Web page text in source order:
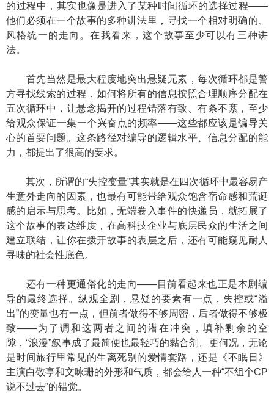
的过程中，其实也像是进入了某种时间循环的选择过程——
他们必须在一个故事的多种讲法里，寻找一个相对明确的、
风格统一的走向。在我看来，这个故事至少可以有三种讲
法。
首先当然是最大程度地突出悬疑元素，每次循环都是警
方寻找线索的过程，如何将所有的信息按照合理顺序分配在
五次循环中，让悬念揭开的过程错落有致、有条不紊，至少
给观众保证一集一个兴奋点的频率——这些都应该是编导关
心的首要问题。这条路径对编导的逻辑水平、信息分配的能
力，都提出了很高的要求。
其次，所谓的“失控变量”其实就是在四次循环中最容易产
生意外走向的因素，也最有可能带给观众饱含宿命感和荒诞
感的启示与思考。比如，无端卷入事件的快递员，就拓展了
这个故事的表达维度，在高科技企业与底层民众的生活之间
建立联结，让你在拨开故事的表层之后，还有可能窥见耐人
寻味的社会性底色。
还有一种更通俗化的走向——目前看起来也正是本剧编
导的最终选择。纵观全剧，悬疑的要素有一点，失控或“溢
出”的变量也有一点，但前者做得不够周密，后者做得不够极
致——为了调和这两者之间的潜在冲突，填补剩余的空
隙，“浪漫”叙事成了最简便也最轻巧的黏合剂。更何况，无论
是时间旅行里常见的生离死别的爱情套路，还是《不眠日》
主演白敬亭和文咏珊的外形和气质，都会给人一种“不组个CP
说不过去”的错觉。